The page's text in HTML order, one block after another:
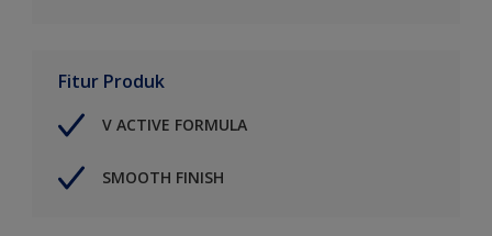
Fitur Produk
V ACTIVE FORMULA
SMOOTH FINISH